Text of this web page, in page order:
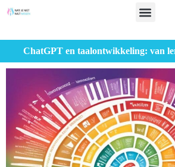
ChatGPT en taalontwikkeling: van